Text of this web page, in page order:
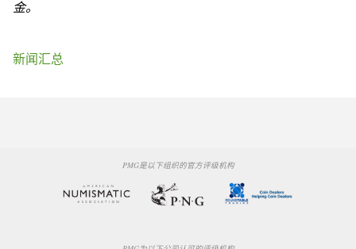
金。
新闻汇总
PMG是以下组织的官方评级机构